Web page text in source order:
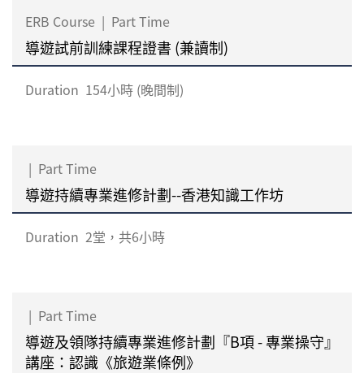
ERB Course | Part Time
導遊試前訓練課程證書 (兼讀制)
Duration 154小時 (晚間制)
| Part Time
導遊持續專業進修計劃--香港知識工作坊
Duration 2堂，共6小時
| Part Time
導遊及領隊持續專業進修計劃『B項 - 專業操守』
講座：認識《旅遊業條例》